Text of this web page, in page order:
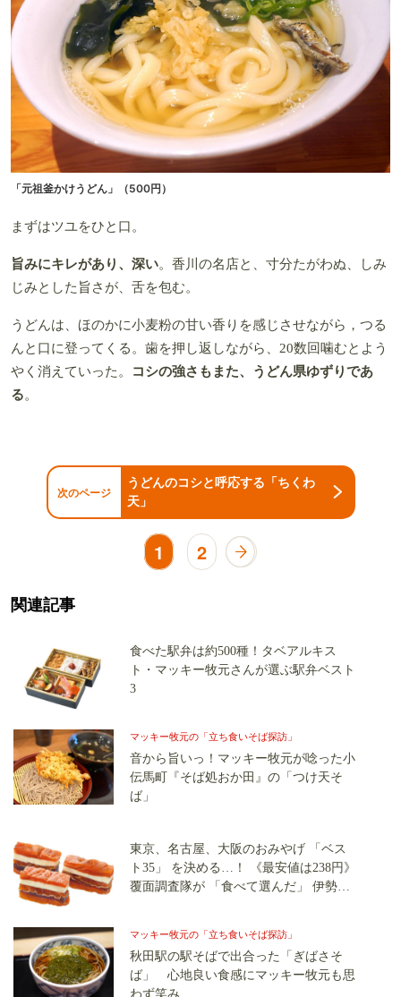
「元祖釜かけうどん」（500円）
まずはツユをひと口。
旨みにキレがあり、深い。香川の名店と、寸分たがわぬ、しみ
じみとした旨さが、舌を包む。
うどんは、ほのかに小麦粉の甘い香りを感じさせながら，つる
んと口に登ってくる。歯を押し返しながら、20数回噛むとよう
やく消えていった。
コシの強さもまた、うどん県ゆずりであ
る。
次のページ
うどんのコシと呼応する「ちくわ
天」
1 2
関連記事
食べた駅弁は約500種！タベアルキス
ト・マッキー牧元さんが選ぶ駅弁ベスト
3
マッキー牧元の「立ち食いそば探訪」
音から旨いっ！マッキー牧元が唸った小
伝馬町『そば処おか田』の「つけ天そ
ば」
東京、名古屋、大阪のおみやげ 「ベス
ト35」 を決める…！ 《最安値は238円》
覆面調査隊が 「食べて選んだ」 伊勢
マッキー牧元の「立ち食いそば探訪」
秋田駅の駅そばで出合った「ぎばさそ
ば」 心地良い食感にマッキー牧元も思
わず笑み